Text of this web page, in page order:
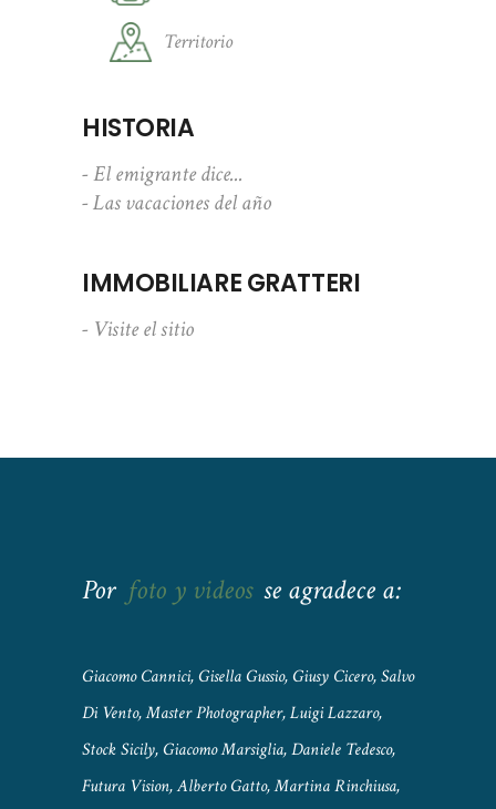
Territorio
HISTORIA
- El emigrante dice...
- Las vacaciones del año
IMMOBILIARE GRATTERI
- Visite el sitio
Por foto y videos se agradece a:
Giacomo Cannici, Gisella Gussio, Giusy Cicero, Salvo
Di Vento, Master Photographer, Luigi Lazzaro,
Stock Sicily, Giacomo Marsiglia, Daniele Tedesco,
Futura Vision, Alberto Gatto, Martina Rinchiusa,